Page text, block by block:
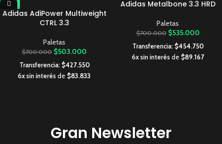
-28%
Adidas AdiPower Multiweight
CTRL 3.3
Paletas
$700.000 $503.000
Transferencia: $427.550
6x sin interés de $83.833
-24%
Adidas Metalbone 3.3 HRD
Paletas
$700.000 $535.000
Transferencia: $454.750
6x sin interés de $89.167
Gran Newsletter